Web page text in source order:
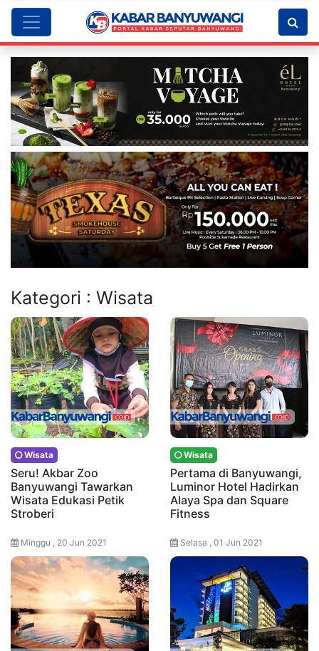
Kategori : Wisata
Wisata
Seru! Akbar Zoo
Banyuwangi Tawarkan
Wisata Edukasi Petik
Stroberi
Minggu , 20 Jun 2021
Wisata
Pertama di Banyuwangi,
Luminor Hotel Hadirkan
Alaya Spa dan Square
Fitness
Selasa , 01 Jun 2021